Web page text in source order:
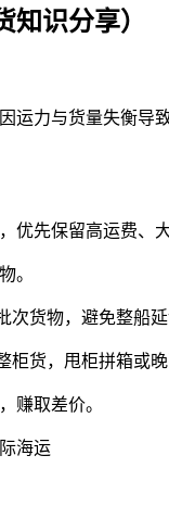
识分享）
力与货量失衡导
先保留高运费、大
。
货物，避免整船延
货，甩柜拼箱或晚
赚取差价。